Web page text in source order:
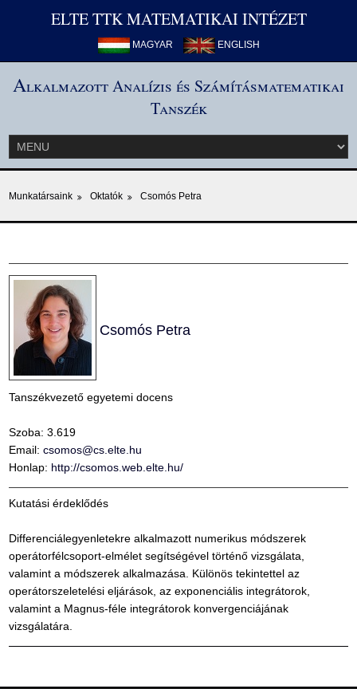
ELTE TTK MATEMATIKAI INTÉZET
MAGYAR ENGLISH
Alkalmazott Analízis és Számításmatematikai
Tanszék
Munkatársaink Oktatók Csomós Petra
Csomós Petra
Tanszékvezető egyetemi docens
Szoba: 3.619
Email:csomos@cs.elte.hu
Honlap: http://csomos.web.elte.hu/
Kutatási érdeklődés
Differenciálegyenletekre alkalmazott numerikus módszerek
operátorfélcsoport-elmélet segítségével történő vizsgálata,
valamint a módszerek alkalmazása. Különös tekintettel az
operátorszeletelési eljárások, az exponenciális integrátorok,
valamint a Magnus-féle integrátorok konvergenciájának
vizsgálatára.